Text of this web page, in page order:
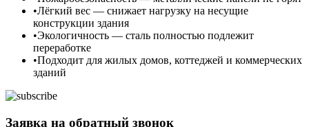
Лёгкий вес — снижает нагрузку на несущие
конструкции здания
Экологичность — сталь полностью подлежит
переработке
Подходит для жилых домов, коттеджей и коммерческих
зданий
Заявка на обратный звонок